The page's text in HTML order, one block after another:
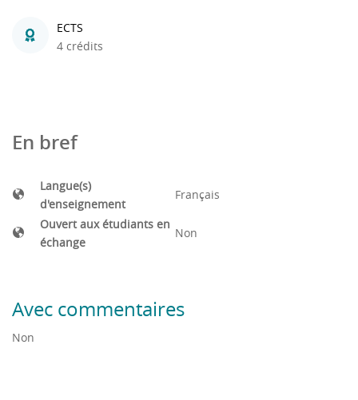
ECTS
4 crédits
En bref
Langue(s)
d'enseignement
Français
Ouvert aux étudiants en
échange
Non
Avec commentaires
Non